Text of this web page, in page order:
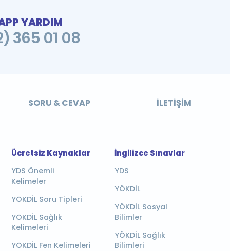
YARDIM
365 01 08
SORU & CEVAP İLETIŞIM
Ücretsiz Kaynaklar
YDS Önemli
Kelimeler
YÖKDİL Soru Tipleri
YÖKDİL Sağlık
Kelimeleri
YÖKDİL Fen Kelimeleri
İngilizce Sınavlar
YDS
YÖKDİL
YÖKDİL Sosyal
Bilimler
YÖKDİL Sağlık
Bilimleri